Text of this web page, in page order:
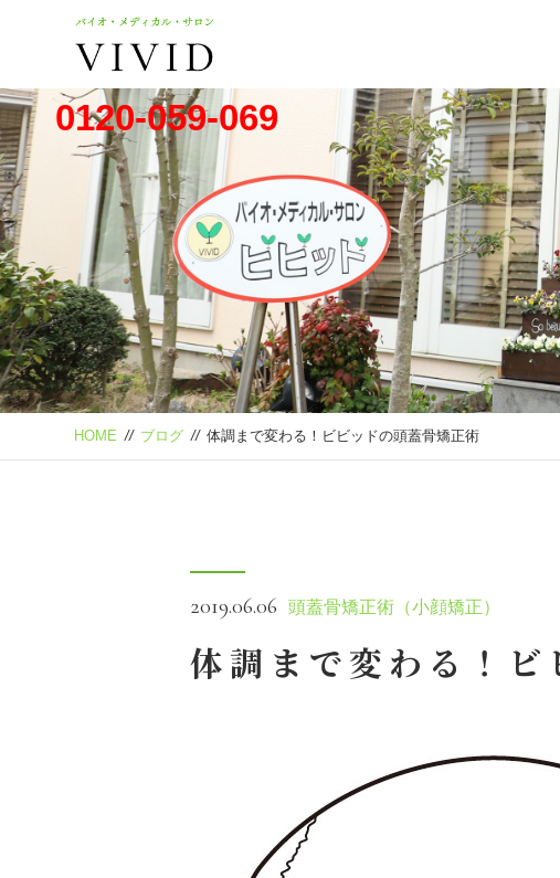
0120-059-069
HOME // ブログ // 体調まで変わる！ビビッドの頭蓋骨矯正術
2019.06.06 頭蓋骨矯正術（小顔矯正）
体調まで変わる！